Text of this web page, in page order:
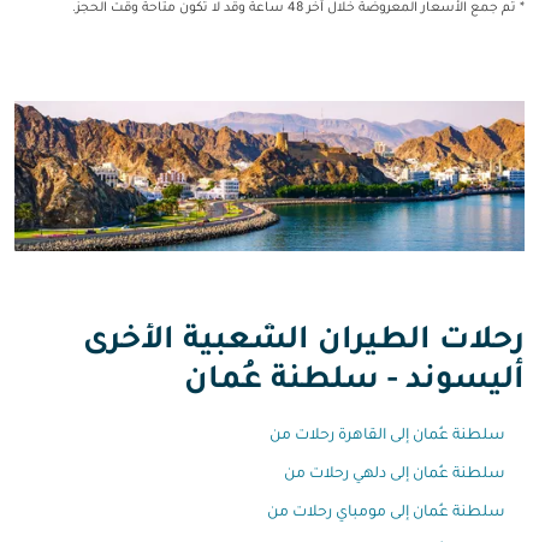
* تم جمع الأسعار المعروضة خلال آخر 48 ساعة وقد لا تكون متاحة وقت الحجز.
رحلات الطيران الشعبية الأخرى
أليسوند - سلطنة عُمان
سلطنة عُمان إلى القاهرة رحلات من
سلطنة عُمان إلى دلهي رحلات من
سلطنة عُمان إلى مومباي رحلات من